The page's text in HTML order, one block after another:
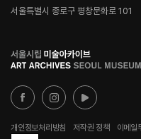
서울특별시 종로구 평창문화로 101
로
고
개인정보처리방침 저작권 정책 이메일